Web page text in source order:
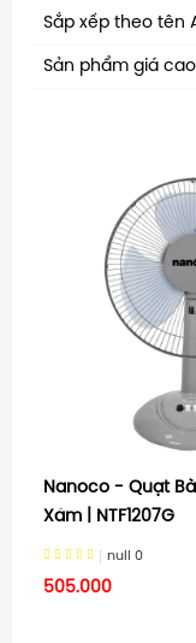
Sắp xếp theo tên
Sản phẩm giá
Nanoco - Quạt
Xám | NTF1207G
null 0
505.000